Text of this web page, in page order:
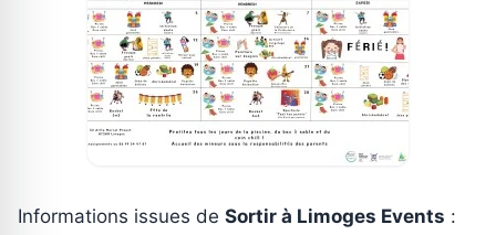
Informations issues de Sortir à Limoges Events :